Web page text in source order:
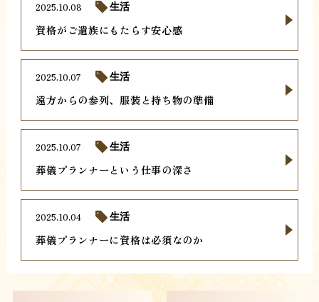
資格がご遺族にもたらす安心感
2025.10.08 生活
遠方からの参列、服装と持ち物の準備
2025.10.07 生活
葬儀プランナーという仕事の深さ
2025.10.07 生活
葬儀プランナーに資格は必須なのか
2025.10.04 生活